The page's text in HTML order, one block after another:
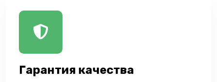
Гарантия качества